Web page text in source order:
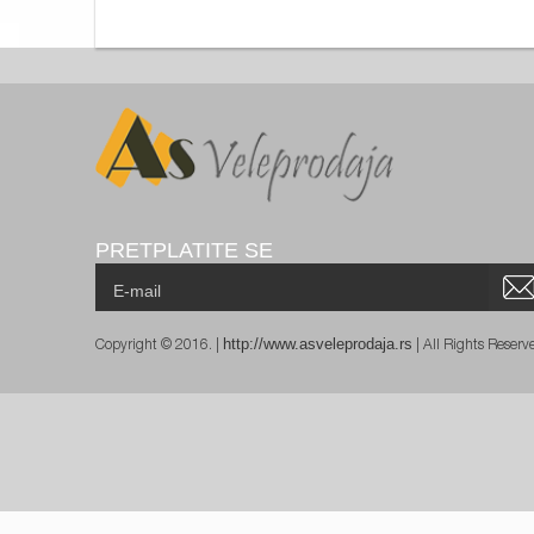
PRETPLATITE SE
Copyright © 2016. | http://www.asveleprodaja.rs | All Rights